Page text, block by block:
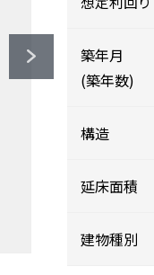
築年月
(築年数)
構造
延床面積
建物種別